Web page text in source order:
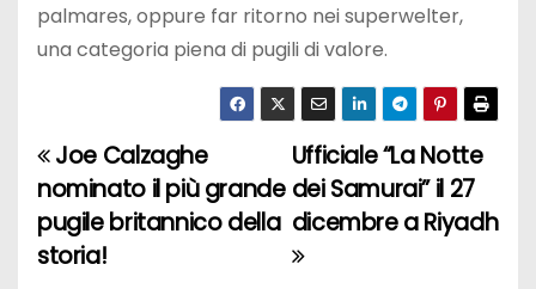
palmares, oppure far ritorno nei superwelter,
una categoria piena di pugili di valore.
N
a
v
Ufficiale “La Notte
dei Samurai” il 27
dicembre a Riyadh
Joe Calzaghe
nominato il più grande
pugile britannico della
storia!